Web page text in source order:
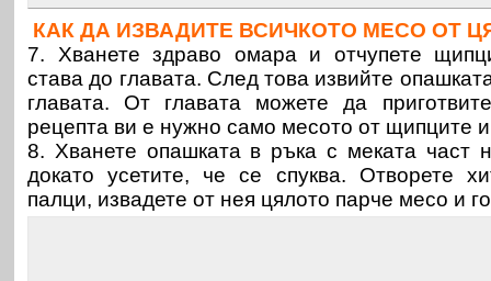
КАК ДА ИЗВАДИТЕ ВСИЧКОТО МЕСО ОТ
7. Хванете здраво омара и отчупете
става до главата. След това извийте
главата. От главата можете да
рецепта ви е нужно само месото от щипците
8. Хванете опашката в ръка с меката част
докато усетите, че се спуква. Отворете
палци, извадете от нея цялото парче месо и